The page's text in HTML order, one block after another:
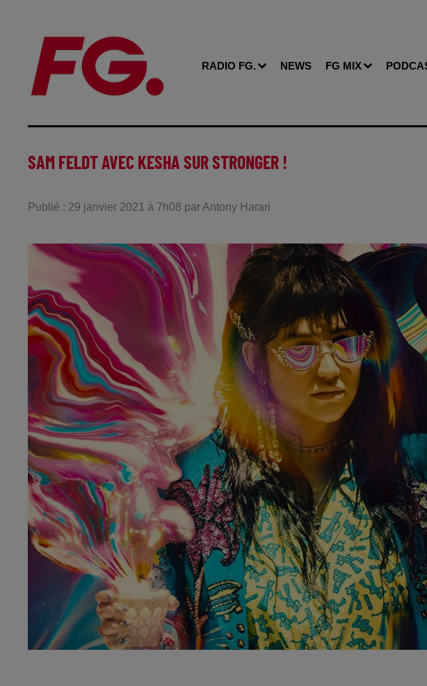
RADIO FG. NEWS FG MIX
SAM FELDT AVEC KESHA SUR STRONGER !
Publié : 29 janvier 2021 à 7h08 par Antony Harari